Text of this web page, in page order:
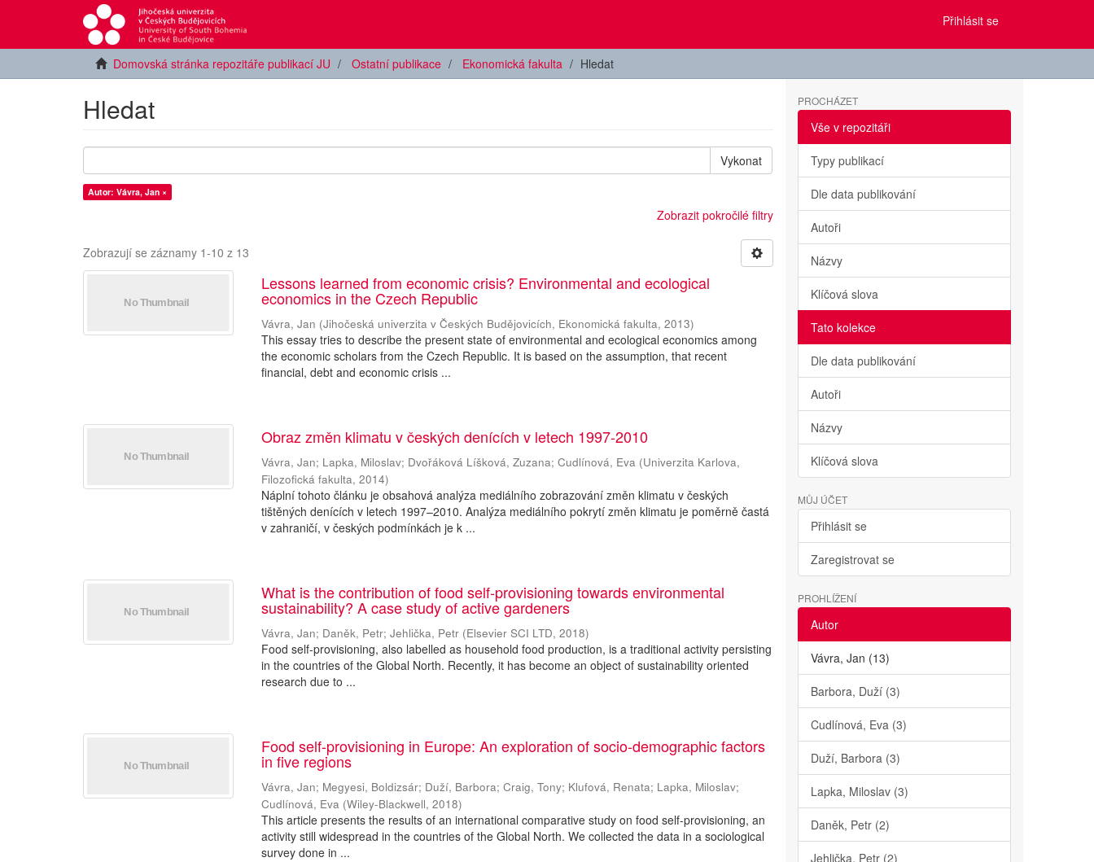
Přihlásit se
Domovská stránka repozitáře publikací JU Ostatní publikace Ekonomická fakulta Hledat
Hledat
Vykonat
Autor: Vávra, Jan ×
Zobrazit pokročilé filtry
Zobrazují se záznamy 1-10 z 13
Lessons learned from economic crisis? Environmental and ecological
economics in the Czech Republic
Vávra, Jan (Jihočeská univerzita v Českých Budějovicích, Ekonomická fakulta,2013)
This essay tries to describe the present state of environmental and ecological economics among
the economic scholars from the Czech Republic. It is based on the assumption, that recent
financial, debt and economic crisis ...
Obraz změn klimatu v českých denících v letech 1997-2010
Vávra, Jan; Lapka, Miloslav; Dvořáková Líšková, Zuzana;Cudlínová, Eva (Univerzita Karlova,
Filozofická fakulta,2014)
Náplní tohoto článku je obsahová analýza mediálního zobrazování změn klimatu v českých
tištěných denících v letech 1997–2010. Analýza mediálního pokrytí změn klimatu je poměrně častá
v zahraničí, v českých podmínkách je k ...
What is the contribution of food self-provisioning towards environmental
sustainability? A case study of active gardeners
Vávra, Jan; Daněk, Petr;Jehlička, Petr (Elsevier SCI LTD,2018)
Food self-provisioning, also labelled as household food production, is a traditional activity persisting
in the countries of the Global North. Recently, it has become an object of sustainability oriented
research due to ...
Food self-provisioning in Europe: An exploration of socio-demographic factors
in five regions
Vávra, Jan; Megyesi, Boldizsár; Duží, Barbora;Craig, Tony; Klufová, Renata; Lapka, Miloslav;
Cudlínová, Eva (Wiley-Blackwell,2018)
This article presents the results of an international comparative study on food self-provisioning, an
activity still widespread in the countries of the Global North. We collected the data in a sociological
survey done in ...
PROCHÁZET
Vše v repozitáři
Typy publikací
Dle data publikování
Autoři
Názvy
Klíčová slova
Tato kolekce
Dle data publikování
Autoři
Názvy
Klíčová slova
MŮJ ÚČET
Přihlásit se
Zaregistrovat se
PROHLÍŽENÍ
Autor
Vávra, Jan (13)
Barbora, Duží (3)
Cudlínová, Eva (3)
Duží, Barbora (3)
Lapka, Miloslav (3)
Daněk, Petr (2)
Jehlička, Petr (2)